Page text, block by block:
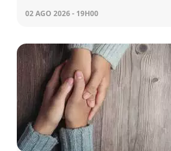
02 AGO 2026 - 19H00